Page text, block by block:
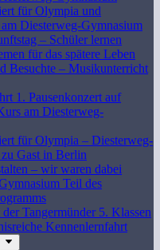
für Olympia und
Diesterweg-Gymnasium
– Schüler lernen
für das spätere Leben
Besuchte – Musikunterricht
1. Pausenkonzert auf
am Diesterweg-
für Olympia – Diesterweg-
Gast in Berlin
– wir waren dabei
Teil des
Tangermünder 5. Klassen
Kennenlernfahrt